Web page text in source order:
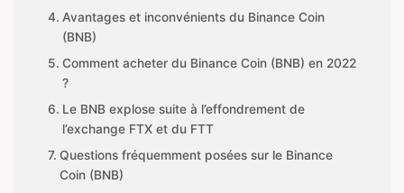
Avantages et inconvénients du Binance Coin
(BNB)
Comment acheter du Binance Coin (BNB) en 2022
?
Le BNB explose suite à l’effondrement de
l’exchange FTX et du FTT
Questions fréquemment posées sur le Binance
Coin (BNB)